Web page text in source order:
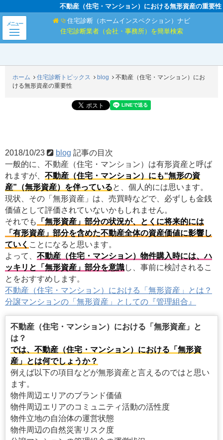
不動産（住宅・マンション）における無形資産の重要性
住宅診断（ホームインスペクション）ナビ
住宅診断業者（会社・事務所）を簡単検索
メニュー
ホーム 住宅診断トピックス blog
不動産（住宅・マンション）にお
ける無形資産の重要性
2018/10/23 blog 記事の目次
一般的に、不動産（住宅・マンション）は有形資産と呼ば
れますが、 不動産（住宅・マンション）にも“無形の資
産”（無形資産）を伴っていると、個人的には思います。
現状、その「無形資産」は、売買時などで、必ずしも金銭
価値として評価されていないかもしれません。
それでも
「無形資産」部分の状況が、とくに将来的には
「有形資産」部分を含めた不動産全体の資産価値に影響し
ていく ことになると思います。
よって、 不動産（住宅・マンション）物件購入時には、ハ
ッキリと「無形資産」部分を意識し、事前に検討されるこ
とをおすすめします。
不動産（住宅・マンション）における「無形資産」とは？
分譲マンションの「無形資産」としての『管理組合』
不動産（住宅・マンション）における「無形資産」と
は？
では、不動産（住宅・マンション）における「無形資
産」とは何でしょうか？
例えば以下の項目などが無形資産と言えるのではと思い
ます。
物件周辺エリアのブランド価値
物件周辺エリアのコミュニティ活動の活性度
物件立地の自治体の運営状態
物件周辺の自然災害リスク度